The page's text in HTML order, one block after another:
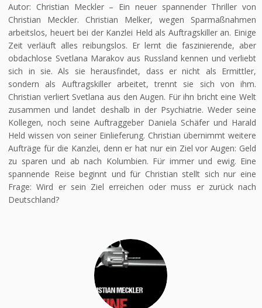
Autor: Christian Meckler – Ein neuer spannender Thriller von
Christian Meckler. Christian Melker, wegen Sparmaßnahmen
arbeitslos, heuert bei der Kanzlei Held als Auftragskiller an. Einige
Zeit verläuft alles reibungslos. Er lernt die faszinierende, aber
obdachlose Svetlana Marakov aus Russland kennen und verliebt
sich in sie. Als sie herausfindet, dass er nicht als Ermittler,
sondern als Auftragskiller arbeitet, trennt sie sich von ihm.
Christian verliert Svetlana aus den Augen. Für ihn bricht eine Welt
zusammen und landet deshalb in der Psychiatrie. Weder seine
Kollegen, noch seine Auftraggeber Daniela Schäfer und Harald
Held wissen von seiner Einlieferung. Christian übernimmt weitere
Aufträge für die Kanzlei, denn er hat nur ein Ziel vor Augen: Geld
zu sparen und ab nach Kolumbien. Für immer und ewig. Eine
spannende Reise beginnt und für Christian stellt sich nur eine
Frage: Wird er sein Ziel erreichen oder muss er zurück nach
Deutschland?